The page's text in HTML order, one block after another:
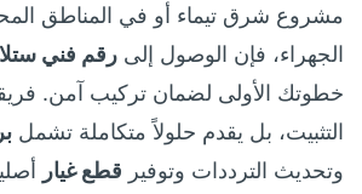
مشروع شرق تيماء أو في المناطق
الجهراء، فإن الوصول إلى رقم فني
خطوتك الأولى لضمان تركيب آمن.
التثبيت، بل يقدم حلولاً متكاملة تشمل
وتحديث الترددات وتوفير قطع غيار